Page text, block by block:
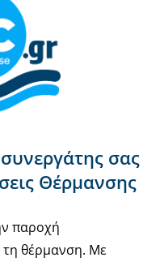
σας
Θέρμανσης
παροχή
θέρμανση. Με